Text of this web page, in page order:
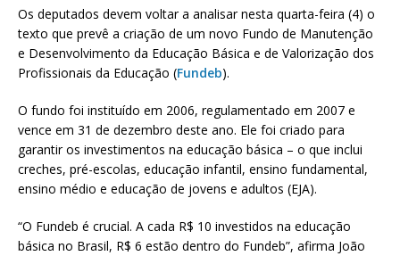
Os deputados devem voltar a analisar nesta quarta-feira (4) o
texto que prevê a criação de um novo Fundo de Manutenção
e Desenvolvimento da Educação Básica e de Valorização dos
Profissionais da Educação (Fundeb).
O fundo foi instituído em 2006, regulamentado em 2007 e
vence em 31 de dezembro deste ano. Ele foi criado para
garantir os investimentos na educação básica – o que inclui
creches, pré-escolas, educação infantil, ensino fundamental,
ensino médio e educação de jovens e adultos (EJA).
“O Fundeb é crucial. A cada R$ 10 investidos na educação
básica no Brasil, R$ 6 estão dentro do Fundeb”, afirma João